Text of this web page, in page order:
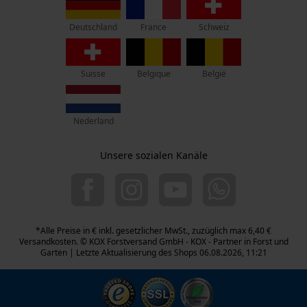
4910 Ried im Innkreis
Retouren-Adresse:
Oregon Tool GmbH
Beim Erlenwäldchen 14/2
71522 Backnang
Deutschland
Telefon Erreichbarkeit:
Sa.: 09:00 - 13:00 Uhr
Deutschland France Schweiz
Suisse Belgique België
Nederland
Unsere sozialen Kanäle
*Alle Preise in € inkl. gesetzlicher MwSt., zuzüglich max 6,40 €
Versandkosten. © KOX Forstversand GmbH - KOX - Partner in Forst und
Garten | Letzte Aktualisierung des Shops 06.08.2026, 11:21